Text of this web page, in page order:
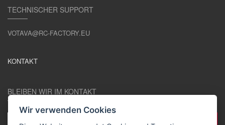
TECHNISCHER SUPPORT
VOTAVA@RC-FACTORY.EU
KONTAKT
BLEIBEN WIR IM KONTAKT
Wir verwenden Cookies